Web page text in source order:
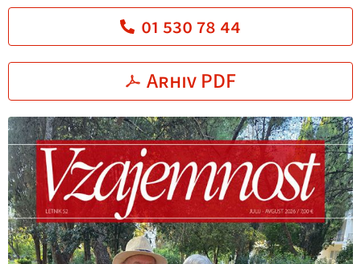
01 530 78 44
Arhiv PDF